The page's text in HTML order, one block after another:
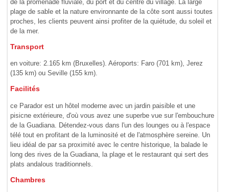
de la promenade fluviale, du port et du centre du village. La large
plage de sable et la nature environnante de la côte sont aussi toutes
proches, les clients peuvent ainsi profiter de la quiétude, du soleil et
de la mer.
Transport
en voiture: 2.165 km (Bruxelles). Aéroports: Faro (701 km), Jerez
(135 km) ou Seville (155 km).
Facilités
ce Parador est un hôtel moderne avec un jardin paisible et une
pisicne extérieure, d'où vous avez une superbe vue sur l'embouchure
de la Guadiana. Détendez-vous dans l'un des lounges ou à l'espace
télé tout en profitant de la luminosité et de l'atmosphère sereine. Un
lieu idéal de par sa proximité avec le centre historique, la balade le
long des rives de la Guadiana, la plage et le restaurant qui sert des
plats andalous traditionnels.
Chambres